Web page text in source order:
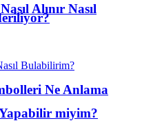
miyim?
Alınır Nasıl
Ne Anlama